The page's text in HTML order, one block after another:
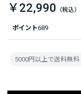
ポイント689
￥22,990
5000円以上で送料無料